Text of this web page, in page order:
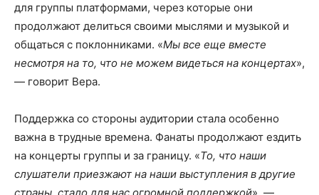
для группы платформами, через которые они
продолжают делиться своими мыслями и музыкой и
общаться с поклонниками. «Мы все еще вместе
несмотря на то, что не можем видеться на концертах»,
— говорит Вера​.
Поддержка со стороны аудитории стала особенно
важна в трудные времена. Фанаты продолжают ездить
на концерты группы и за границу. «То, что наши
слушатели приезжают на наши выступления в другие